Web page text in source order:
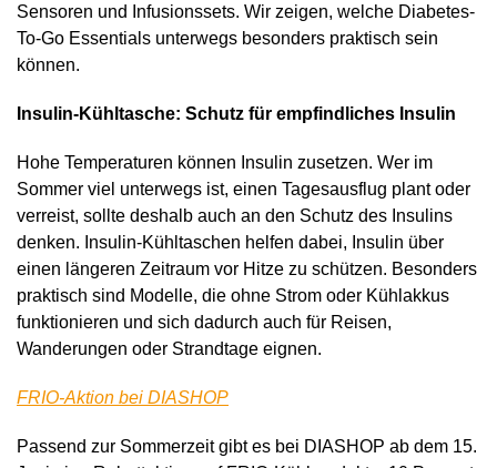
Sensoren und Infusionssets. Wir zeigen, welche Diabetes-
To-Go Essentials unterwegs besonders praktisch sein
können.
Insulin-Kühltasche: Schutz für empfindliches Insulin
Hohe Temperaturen können Insulin zusetzen. Wer im
Sommer viel unterwegs ist, einen Tagesausflug plant oder
verreist, sollte deshalb auch an den Schutz des Insulins
denken. Insulin-Kühltaschen helfen dabei, Insulin über
einen längeren Zeitraum vor Hitze zu schützen. Besonders
praktisch sind Modelle, die ohne Strom oder Kühlakkus
funktionieren und sich dadurch auch für Reisen,
Wanderungen oder Strandtage eignen.
FRIO-Aktion bei DIASHOP
Passend zur Sommerzeit gibt es bei DIASHOP ab dem 15.